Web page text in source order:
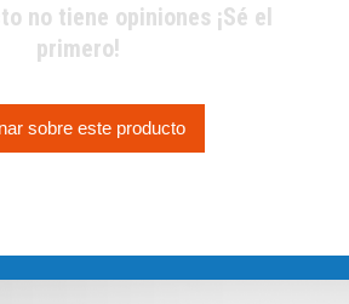
no tiene opiniones ¡Sé el
primero!
sobre este producto